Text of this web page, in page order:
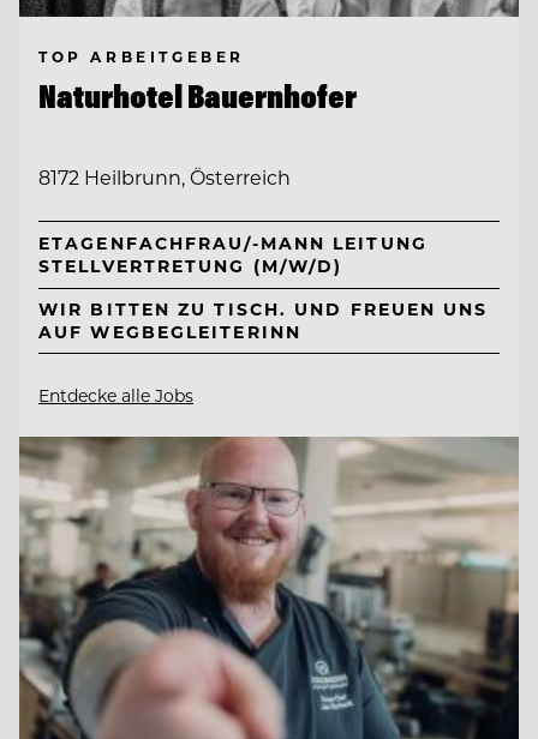
TOP ARBEITGEBER
Naturhotel Bauernhofer
8172 Heilbrunn, Österreich
ETAGENFACHFRAU/-MANN LEITUNG
STELLVERTRETUNG (M/W/D)
WIR BITTEN ZU TISCH. UND FREUEN UNS
AUF WEGBEGLEITERINN
Entdecke alle Jobs